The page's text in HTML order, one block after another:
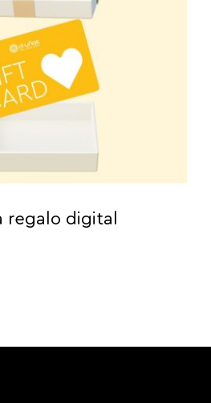
regalo digital